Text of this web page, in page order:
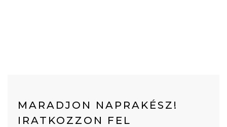
MARADJON NAPRAKÉSZ!
IRATKOZZON FEL